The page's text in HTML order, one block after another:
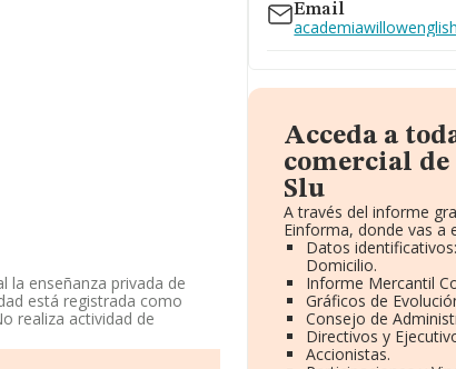
la enseñanza privada de
está registrada como
realiza actividad de
Email
Acceda a
comercial
Slu
A través del informe
Einforma, donde vas a
Datos
Domicilio.
Informe Mercantil
Gráficos de
Consejo de
Directivos y
Accionistas.